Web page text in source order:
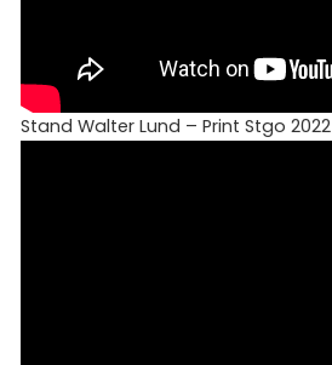
Stand Walter Lund – Print Stgo 2022